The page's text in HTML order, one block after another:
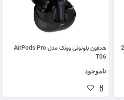
هدفون بلوتوثی وونک مدل AirPods Pro
T06
ناموجود